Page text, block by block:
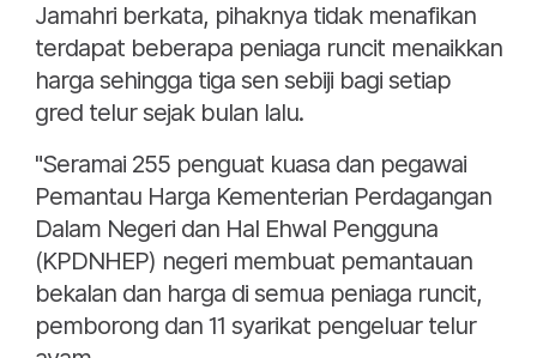
Jamahri berkata, pihaknya tidak menafikan
terdapat beberapa peniaga runcit menaikkan
harga sehingga tiga sen sebiji bagi setiap
gred telur sejak bulan lalu.
"Seramai 255 penguat kuasa dan pegawai
Pemantau Harga Kementerian Perdagangan
Dalam Negeri dan Hal Ehwal Pengguna
(KPDNHEP) negeri membuat pemantauan
bekalan dan harga di semua peniaga runcit,
pemborong dan 11 syarikat pengeluar telur